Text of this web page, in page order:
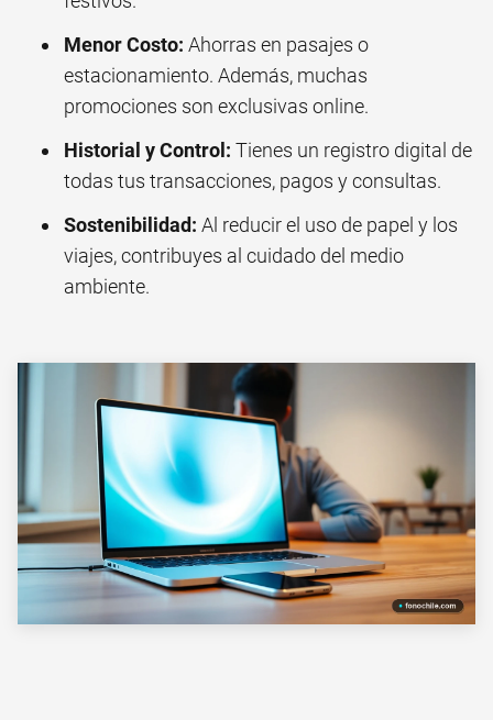
Menor Costo: Ahorras en pasajes o
estacionamiento. Además, muchas
promociones son exclusivas online.
Historial y Control: Tienes un registro digital de
todas tus transacciones, pagos y consultas.
Sostenibilidad: Al reducir el uso de papel y los
viajes, contribuyes al cuidado del medio
ambiente.